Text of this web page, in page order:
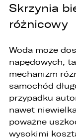
Skrzynia
różnicowy
Woda może
napędowych,
mechanizm
samochód
przypadku
nawet
poważne
wysokimi
w celu:
1.
obsługi
2.
3.
4. realizacji
5. obsługi
zgłoszenia.
1.